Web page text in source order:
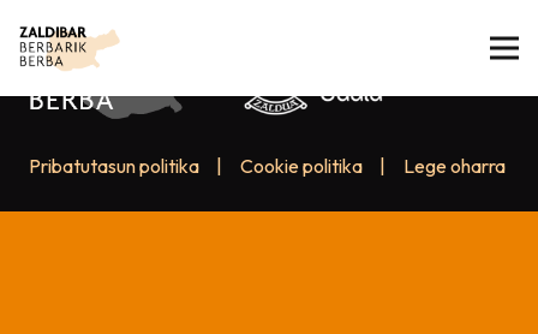
Pribatutasun politika Cookie politika Lege oharra